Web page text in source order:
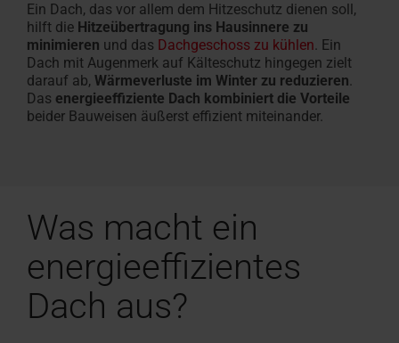
Ein Dach, das vor allem dem Hitzeschutz dienen soll,
hilft die Hitzeübertragung ins Hausinnere zu
minimieren und das Dachgeschoss zu kühlen. Ein
Dach mit Augenmerk auf Kälteschutz hingegen zielt
darauf ab, Wärmeverluste im Winter zu reduzieren.
Das energieeffiziente Dach kombiniert die Vorteile
beider Bauweisen äußerst effizient miteinander.
Was macht ein
energieeffizientes
Dach aus?